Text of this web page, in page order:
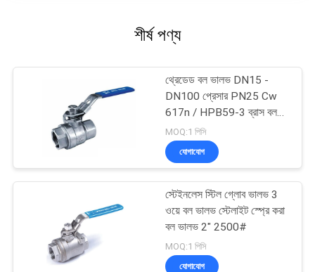
শীর্ষ পণ্য
থ্রেডেড বল ভালভ DN15 -
DN100 প্রেসার PN25 Cw
617n / HPB59-3 ব্রাস বল
কক ভালভ
MOQ:1 পিসি
যোগাযোগ
স্টেইনলেস স্টিল গ্লোব ভালভ 3
ওয়ে বল ভালভ স্টেলাইট স্প্রে করা
বল ভালভ 2" 2500#
MOQ:1 পিসি
যোগাযোগ